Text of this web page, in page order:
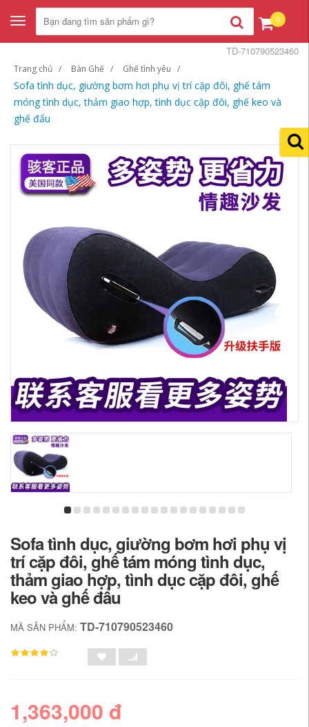
Toggle
navigation
0
Trang chủ Bàn Ghế Ghế tình yêu
Sofa tình dục, giường bơm hơi phụ vị trí cặp đôi, ghế tám
móng tình dục, thảm giao hợp, tình dục cặp đôi, ghế keo và
ghế đẩu
TD-710790523460
Sofa tình dục, giường bơm hơi phụ vị
trí cặp đôi, ghế tám móng tình dục,
thảm giao hợp, tình dục cặp đôi, ghế
keo và ghế đẩu
MÃ SẢN PHẨM: TD-710790523460
1,363,000 đ